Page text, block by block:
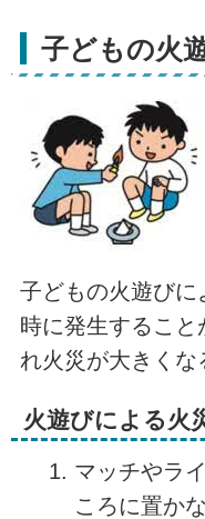
子どもの火
子どもの火遊びに
時に発生するこ
れ火災が大きくな
火遊びによる火
マッチやラ
ころに置か